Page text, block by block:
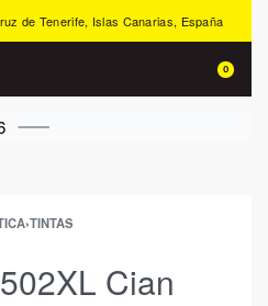
de Tenerife, Islas Canarias, España
0
›TINTAS
Cian